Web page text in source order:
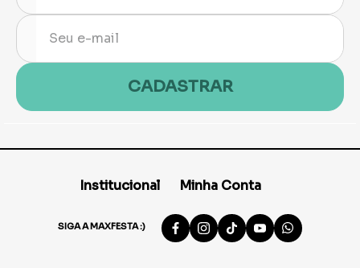
CADASTRAR
Institucional Minha Conta
SIGA A MAXFESTA :)